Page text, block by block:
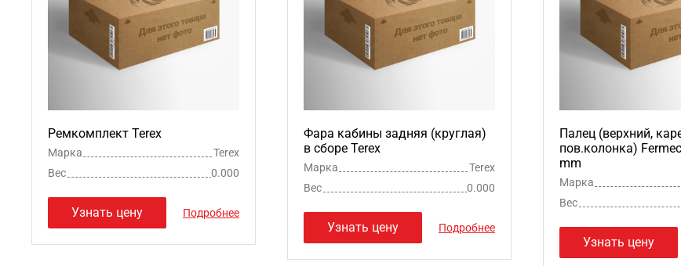
Ремкомплект Terex
Марка
Terex
Вес
0.000
Узнать цену Подробнее
Фара кабины задняя (круглая)
в сборе Terex
Марка
Terex
Вес
0.000
Узнать цену Подробнее
Палец (верхний,
пов.колонка)
mm
Марка
Вес
Узнать цену